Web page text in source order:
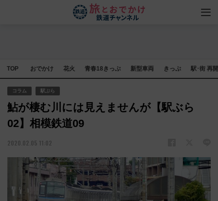
TOP おでかけ 花火 青春18きっぷ 新型車両 きっぷ 駅･街 再
コラム 駅ぶら
鮎が棲む川には見えませんが【駅ぶら
02】相模鉄道09
2020.02.05 11:02